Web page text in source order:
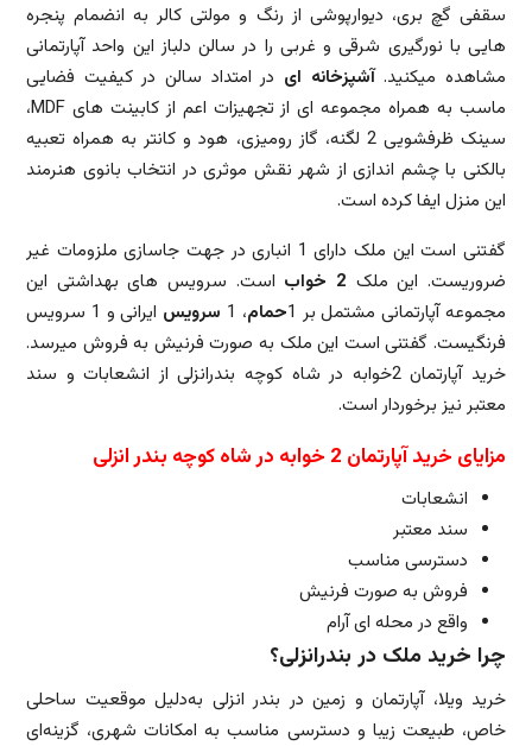
سقفی گچ بری، دیوارپوشی از رنگ و مولتی کالر به انضمام پنجره
هایی با نورگیری شرقی و غربی را در سالن دلباز این واحد آپارتمانی
مشاهده میکنید.آشپزخانه ای در امتداد سالن در کیفیت فضایی
ماسب به همراه مجموعه ای از تجهیزات اعم از کابینت های MDF،
سینک ظرفشویی 2 لگنه، گاز رومیزی، هود و کانتر به همراه تعبیه
بالکنی با چشم اندازی از شهر نقش موثری در انتخاب بانوی هنرمند
این منزل ایفا کرده است.
گفتنی است این ملک دارای 1 انباری در جهت جاسازی ملزومات غیر
ضروریست. این ملک 2 خواب
است. سرویس های بهداشتی این
مجموعه آپارتمانی مشتمل بر 1
حمام، 1 سرویس
ایرانی و 1 سرویس
فرنگیست. گفتنی است این ملک به صورت فرنیش به فروش میرسد.
خرید آپارتمان 2خوابه در شاه کوچه بندرانزلی از انشعابات و سند
معتبر نیز برخوردار است.
مزایای خرید آپارتمان 2 خوابه در شاه کوچه بندر انزلی
انشعابات
سند معتبر
دسترسی مناسب
فروش به صورت فرنیش
واقع در محله ای آرام
چرا خرید ملک در بندرانزلی؟
خرید ویلا، آپارتمان و زمین در بندر انزلی به‌دلیل موقعیت ساحلی
خاص، طبیعت زیبا و دسترسی مناسب به امکانات شهری، گزینه‌ای